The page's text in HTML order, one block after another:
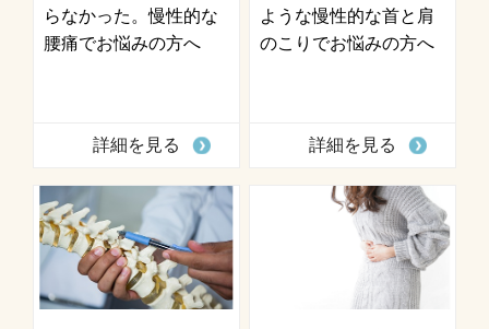
らなかった。慢性的な
腰痛でお悩みの方へ
詳細を見る
ような慢性的な首と肩
のこりでお悩みの方へ
詳細を見る